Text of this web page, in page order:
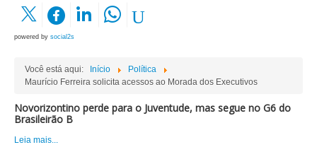
powered by social2s
Você está aqui: Início
Política
Maurício Ferreira solicita acessos ao Morada dos Executivos
Novorizontino perde para o Juventude, mas segue no G6 do
Brasileirão B
Leia mais...